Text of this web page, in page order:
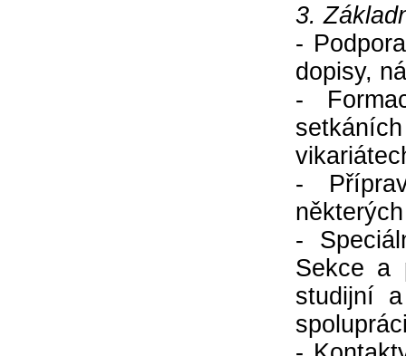
3.
-
dopisy,
-
-
-
Sekce a
studijní